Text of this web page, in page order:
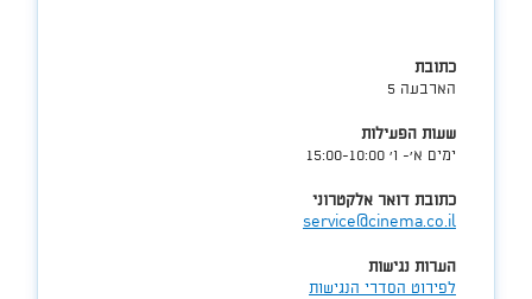
כתובת
הארבעה 5
שעות הפעילות
ימים א'- ו' 15:00-10:00
כתובת דואר אלקטרוני
service@cinema.co.il
הערות נגישות
לפירוט הסדרי הנגישות